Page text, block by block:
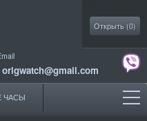
origwatch@gmail.com
Открыть (0)
ЧАСЫ